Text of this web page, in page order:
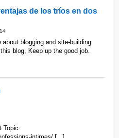
de los tríos en dos
blogging and site-building
blog, Keep up the good job.
Topic: